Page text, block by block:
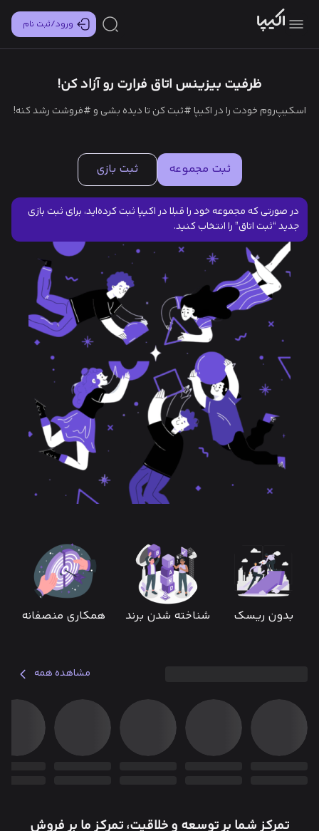
ورود/ثبت نام
ظرفیت بیزینس اتاق فرارت رو آزاد کن!
اسکیپ‌روم خودت را در اکیپا #ثبت کن تا دیده بشی و #فروشت رشد کنه!
ثبت مجموعه ثبت بازی
در صورتی که مجموعه خود را قبلا در اکیپا ثبت کرده‌اید، برای ثبت بازی
جدید “ثبت اتاق” را انتخاب کنید.
بدون ریسک شناخته شدن برند همکاری منصفانه
مشاهده همه
تمرکز شما بر توسعه و خلاقیت، تمرکز ما بر فروش